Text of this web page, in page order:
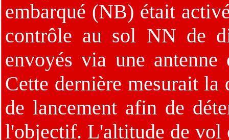
embarqué (NB) était
contrôle au sol NN de
envoyés via une antenne
Cette dernière mesurait
de lancement afin de
l'objectif. L'altitude de vol